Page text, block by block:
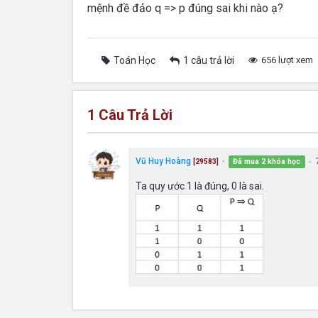
mệnh đề đảo q => p đúng sai khi nào ạ?
Toán Học 1 câu trả lời 656 lượt xem
1 Câu Trả Lời
Vũ Huy Hoàng [29583] ● Đã mua 2 khóa học ●
Ta quy ước 1 là đúng, 0 là sai.